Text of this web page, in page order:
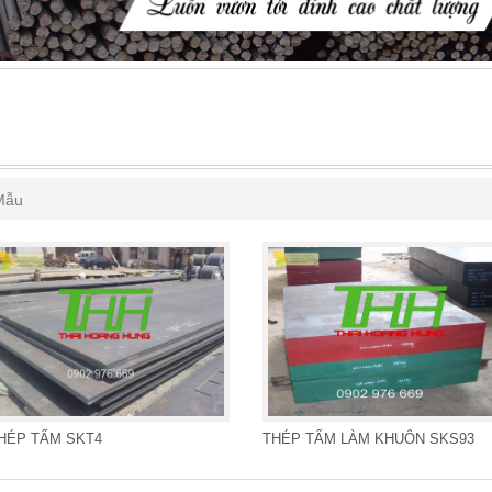
TẤM SKT4 THÉP TẤM LÀM KHUÔN SKS93